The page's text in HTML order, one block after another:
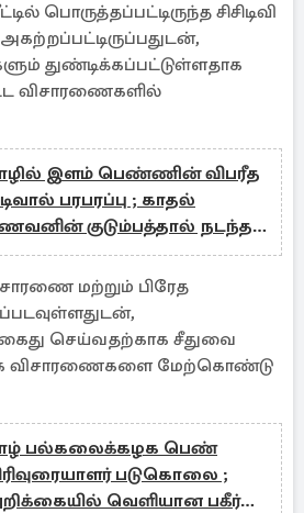
பொருத்தப்பட்டிருந்த சிசிடிவி
துண்டிக்கப்பட்டுள்ளதாக
விசாரணைகளில்
இளம் பெண்ணின் விபரீத
பரபரப்பு ; காதல்
குடும்பத்தால் நடந்த
மற்றும் பிரேத
செய்வதற்காக சீதுவை
விசாரணைகளை மேற்கொண்டு
பல்கலைக்கழக பெண்
படுகொலை ;
வெளியான பகீர்